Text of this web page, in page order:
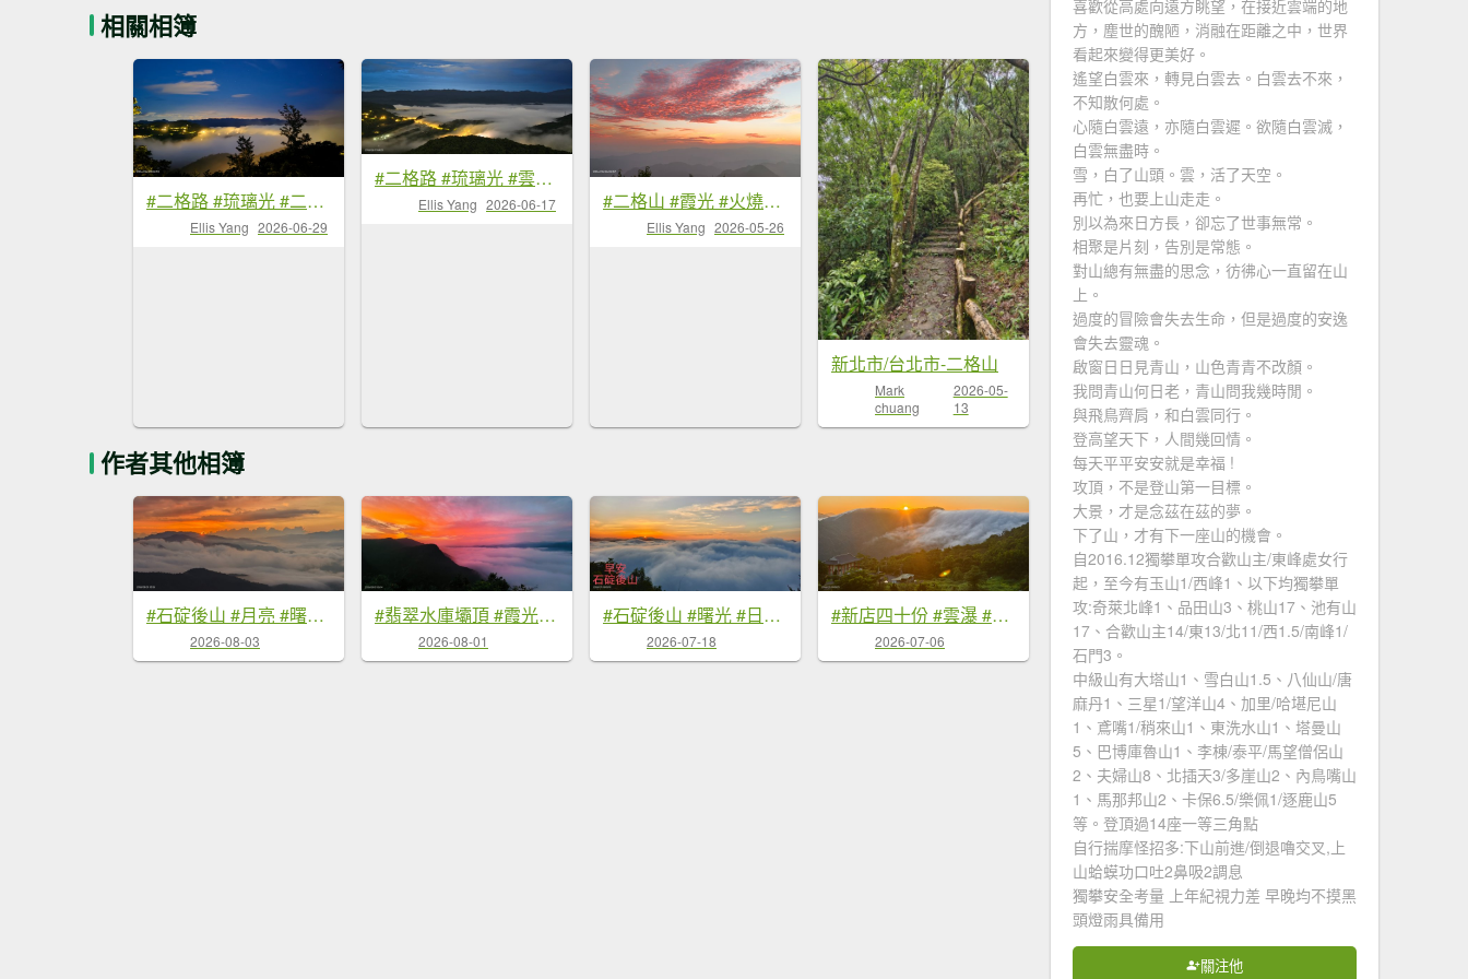
相關相簿
#二格路 #琉璃光 #二格山 #雲海流瀑 #日出 #火燒雲 6/29
Ellis Yang 2026-06-29
#二格路 #琉璃光 #雲瀑 #二格山 #雲海流瀑 #日出 6/17&18
Ellis Yang 2026-06-17 #二格山 #霞光 #火燒雲 #日出 #雲海 #漁人碼頭 #夕陽 5/26
Ellis Yang 2026-05-26
新北市/台北市-二格山
Mark
chuang
2026-05-
13
作者其他相簿
#石碇後山 #月亮 #曙光 #反燒 #日出 #雲海 8/3
2026-08-03
#翡翠水庫壩頂 #霞光 #火燒雲 #日出 #雲海 #山羌 8/1&5&6
2026-08-01
#石碇後山 #曙光 #日出 #雲海 7/18
2026-07-18
#新店四十份 #雲瀑 #翡翠水庫壩頂 #日出 #雲海 #觀音圈 7/6&7&19
2026-07-06
喜歡從高處向遠方眺望，在接近雲端的地
方，塵世的醜陋，消融在距離之中，世界
看起來變得更美好。
遙望白雲來，轉見白雲去。白雲去不來，
不知散何處。
心隨白雲遠，亦隨白雲遲。欲隨白雲滅，
白雲無盡時。
雪，白了山頭。雲，活了天空。
再忙，也要上山走走。
別以為來日方長，卻忘了世事無常。
相聚是片刻，告別是常態。
對山總有無盡的思念，彷彿心一直留在山
上。
過度的冒險會失去生命，但是過度的安逸
會失去靈魂。
啟窗日日見青山，山色青青不改顏。
我問青山何日老，青山問我幾時閒。
與飛鳥齊肩，和白雲同行。
登高望天下，人間幾回情。
每天平平安安就是幸福 !
攻頂，不是登山第一目標。
大景，才是念茲在茲的夢。
下了山，才有下一座山的機會。
自2016.12獨攀單攻合歡山主/東峰處女行
起，至今有玉山1/西峰1、以下均獨攀單
攻:奇萊北峰1、品田山3、桃山17、池有山
17、合歡山主14/東13/北11/西1.5/南峰1/
石門3。
中級山有大塔山1、雪白山1.5、八仙山/唐
麻丹1、三星1/望洋山4、加里/哈堪尼山
1、鳶嘴1/稍來山1、東洗水山1、塔曼山
5、巴博庫魯山1、李棟/泰平/馬望僧侶山
2、夫婦山8、北插天3/多崖山2、內鳥嘴山
1、馬那邦山2、卡保6.5/樂佩1/逐鹿山5
等。登頂過14座一等三角點
自行揣摩怪招多:下山前進/倒退嚕交叉,上
山蛤蟆功口吐2鼻吸2調息
獨攀安全考量 上年紀視力差 早晚均不摸黑
頭燈雨具備用
關注他